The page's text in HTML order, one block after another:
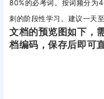
80%的必考词。按词频分为
刺的阶段性学习。建议一天
文档的预览图如下，
档编码，保存后即可